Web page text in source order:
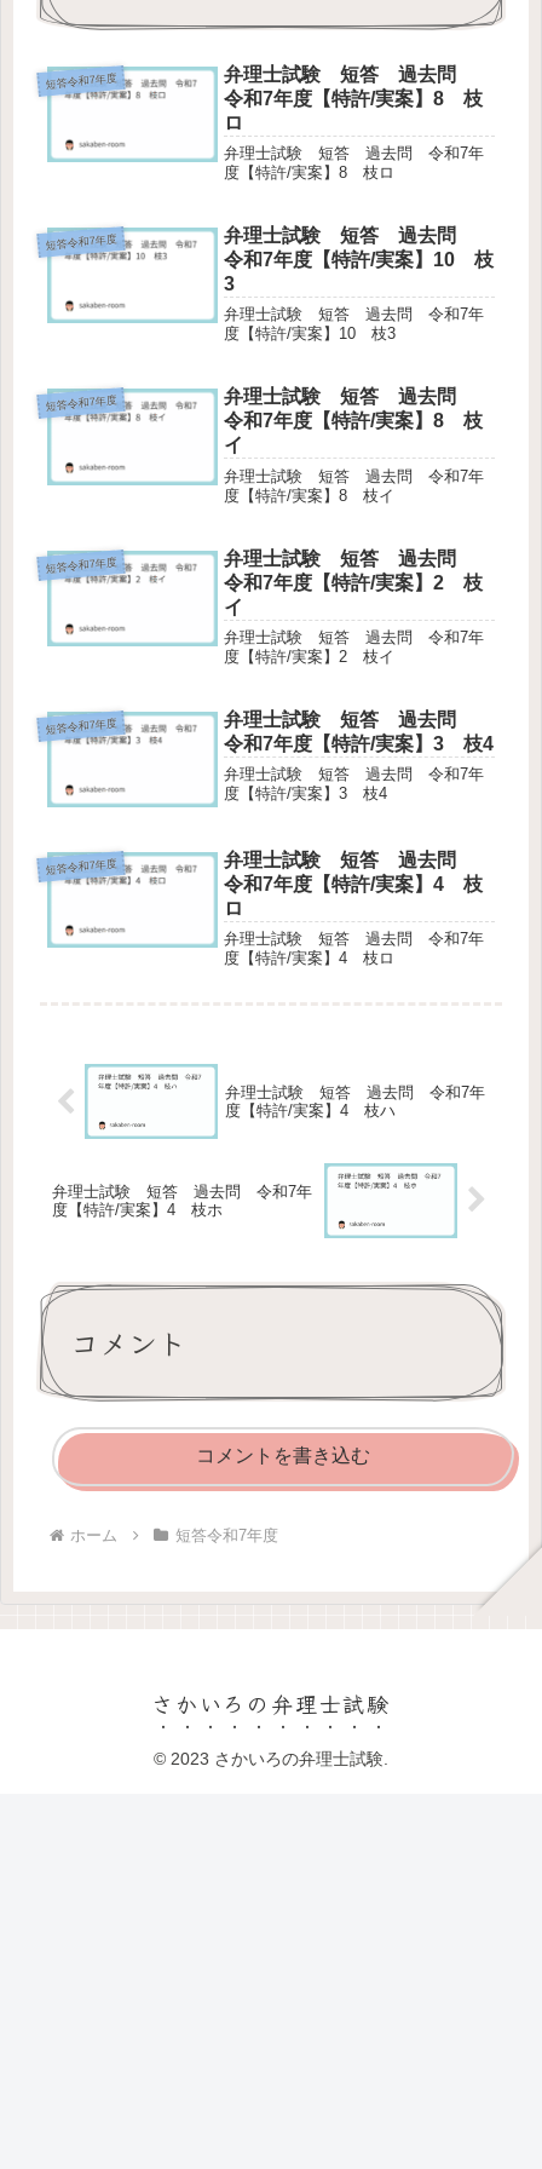
短答令和7年度
弁理士試験 短答 過去問
令和7年度【特許/実案】8 枝
ロ
弁理士試験 短答 過去問 令和7年
度【特許/実案】8 枝ロ
短答令和7年度
弁理士試験 短答 過去問
令和7年度【特許/実案】10 枝
3
弁理士試験 短答 過去問 令和7年
度【特許/実案】10 枝3
短答令和7年度
弁理士試験 短答 過去問
令和7年度【特許/実案】8 枝
イ
弁理士試験 短答 過去問 令和7年
度【特許/実案】8 枝イ
短答令和7年度
弁理士試験 短答 過去問
令和7年度【特許/実案】2 枝
イ
弁理士試験 短答 過去問 令和7年
度【特許/実案】2 枝イ
短答令和7年度
弁理士試験 短答 過去問
令和7年度【特許/実案】3 枝4
弁理士試験 短答 過去問 令和7年
度【特許/実案】3 枝4
短答令和7年度
弁理士試験 短答 過去問
令和7年度【特許/実案】4 枝
ロ
弁理士試験 短答 過去問 令和7年
度【特許/実案】4 枝ロ
弁理士試験 短答 過去問 令和7年
度【特許/実案】4 枝ハ
弁理士試験 短答 過去問 令和7年
度【特許/実案】4 枝ホ
コメント
コメントを書き込む
ホーム 短答令和7年度
さかいろの弁理士試験
© 2023 さかいろの弁理士試験.